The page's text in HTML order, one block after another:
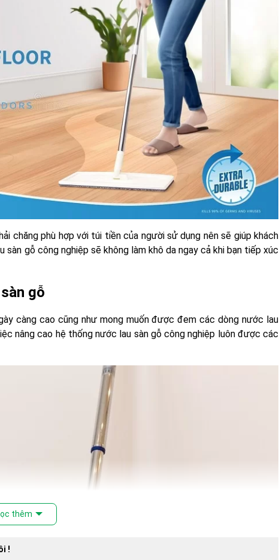
chăng phù hợp với túi tiền của người sử dụng nên sẽ giúp khách
gỗ công nghiệp sẽ không làm khô da ngay cả khi bạn tiếp xúc
gỗ
càng cao cũng như mong muốn được đem các dòng nước lau
nâng cao hệ thống nước lau sàn gỗ công nghiệp luôn được các
thêm
!